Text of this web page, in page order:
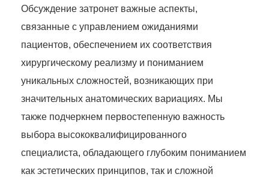
Обсуждение затронет важные аспекты,
связанные с управлением ожиданиями
пациентов, обеспечением их соответствия
хирургическому реализму и пониманием
уникальных сложностей, возникающих при
значительных анатомических вариациях. Мы
также подчеркнем первостепенную важность
выбора высококвалифицированного
специалиста, обладающего глубоким пониманием
как эстетических принципов, так и сложной